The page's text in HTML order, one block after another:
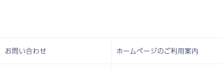
お問い合わせ ホームページのご利用案内